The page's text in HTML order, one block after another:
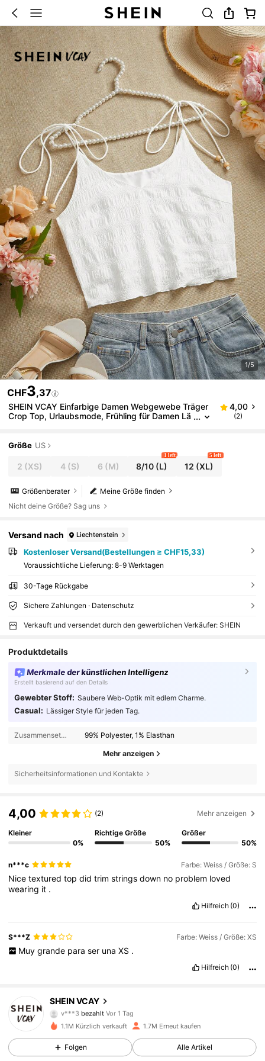
1/5
CHF3,37
SHEIN VCAY Einfarbige Damen Webgewebe Träger
Crop Top, Urlaubsmode, Frühling für Damen Lä
4,00
(2)
Größe US
2 (XS) 4(S) 6 (M) 8/10 (L)
1 left
12 (XL)
5 left
Meine Größe finden
Größenberater
Nicht deine Größe? Sag uns
Versand nach Liechtenstein
Kostenloser Versand(Bestellungen ≥ CHF15,33)
Voraussichtliche Lieferung: 8-9 Werktagen
30-Tage Rückgabe
Sichere Zahlungen · Datenschutz
Verkauft und versendet durch den gewerblichen Verkäufer: SHEIN
Produktdetails
Merkmale der künstlichen Intelligenz
Erstellt basierend auf den Details
Gewebter Stoff: Saubere Web-Optik mit edlem Charme.
Casual: Lässiger Style für jeden Tag.
Zusammensetzung: 99% Polyester, 1% Elasthan
Mehr anzeigen
Sicherheitsinformationen und Kontakte
4,00 (2) Mehr anzeigen
Kleiner
0%
Richtige Größe
50%
Größer
50%
n***c Farbe: Weiss / Größe: S
Nicetexturedtopdidtrimstringsdown no problem loved
wearing it .
Hilfreich (0)
S***Z Farbe: Weiss / Größe: XS
Muy grande para ser una XS .
Hilfreich (0)
SHEIN VCAY
4,85
794K Follower
v***3 bezahlt Vor 1 Tag
Vor 8 Stunden
4,85 794K Follower
1.1M Kürzlich verkauft 1.7M Erneut kaufen
Folgen Alle Artikel